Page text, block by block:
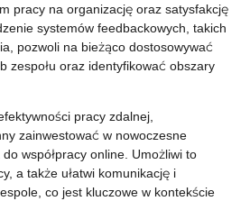
pracy na organizację oraz satysfakcję
systemów feedbackowych, takich
pozwoli na bieżąco dostosowywać
zespołu oraz identyfikować obszary
pracy zdalnej,
zainwestować w nowoczesne
współpracy online. Umożliwi to
a także ułatwi komunikację i
co jest kluczowe w kontekście